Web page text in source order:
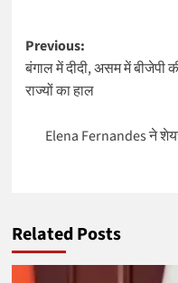
Post
navigation
Previous:
बंगाल में दीदी, असम में बीजेपी
राज्यों का हाल
Elena Fernandes ने
Related Posts